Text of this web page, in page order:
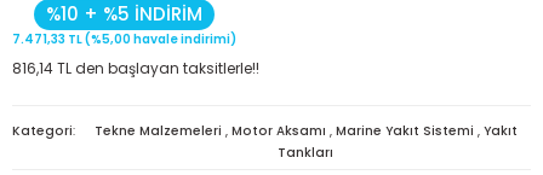
%10 + %5 İNDİRİM
7.471,33 TL (%5,00 havale indirimi)
816,14 TL den başlayan taksitlerle!!
Kategori Tekne Malzemeleri , Motor Aksamı , Marine Yakıt Sistemi , Yakıt
Tankları